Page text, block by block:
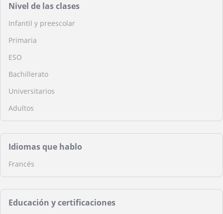
Nivel de las clases
Infantil y preescolar
Primaria
ESO
Bachillerato
Universitarios
Adultos
Idiomas que hablo
Francés
Educación y certificaciones